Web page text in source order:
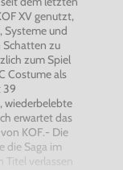
XV genutzt,
Systeme und
Schatten zu
zum Spiel
Costume als
39
wiederbelebte
erwartet das
KOF.- Die
die Saga im
verlassen